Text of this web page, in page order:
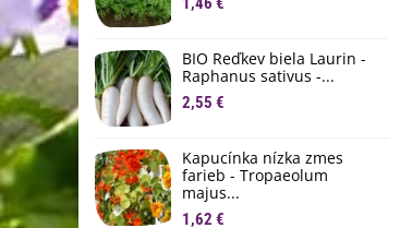
BIO Reďkev biela Laurin -
Raphanus sativus -...
2,55 €
Kapucínka nízka zmes
farieb - Tropaeolum
majus...
1,62 €